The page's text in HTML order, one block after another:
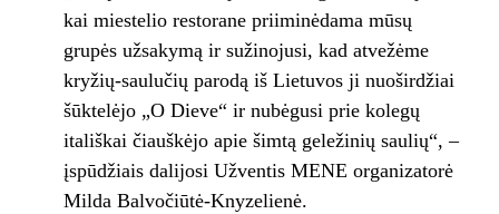
kai miestelio restorane priiminėdama mūsų
grupės užsakymą ir sužinojusi, kad atvežėme
kryžių-saulučių parodą iš Lietuvos ji nuoširdžiai
šūktelėjo „O Dieve“ ir nubėgusi prie kolegų
itališkai čiauškėjo apie šimtą geležinių saulių“, –
įspūdžiais dalijosi Užventis MENE organizatorė
Milda Balvočiūtė-Knyzelienė.